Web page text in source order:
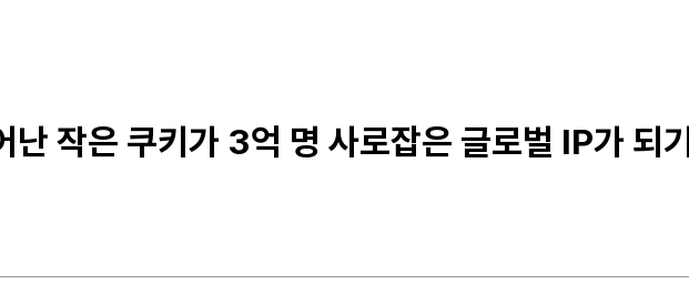
난 작은 쿠키가 3억 명 사로잡은 글로벌 IP가 되